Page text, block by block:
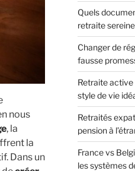
nous
, la
la
Dans un
Quels
retraite
Changer de
fausse
Retraite active
style de vie
Retraités
pension à
France vs
les systèmes